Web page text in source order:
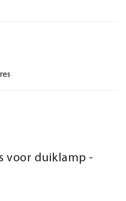
voor duiklamp -